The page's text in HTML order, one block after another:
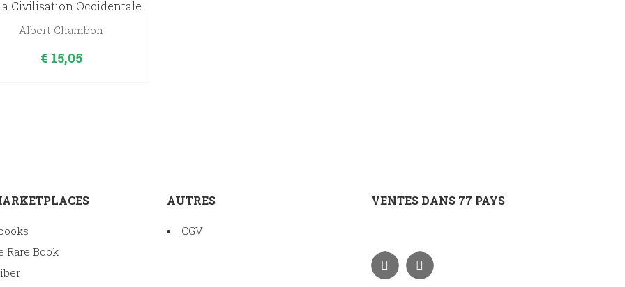
Civilisation Occidentale.
Albert Chambon
€15,05
Rare Book
AUTRES
CGV
VENTES DANS 77 PAYS